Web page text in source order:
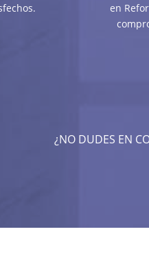
en
¿NO DUDES EN